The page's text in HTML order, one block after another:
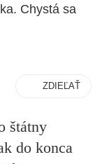
Chystá sa
ZDIEĽAŤ
štátny
do konca